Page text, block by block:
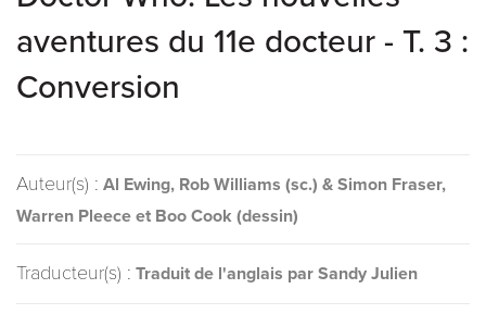
aventures du 11e docteur - T. 3 :
Conversion
Auteur(s) : Al Ewing, Rob Williams (sc.) & Simon Fraser,
Warren Pleece et Boo Cook (dessin)
Traducteur(s) : Traduit de l'anglais par Sandy Julien